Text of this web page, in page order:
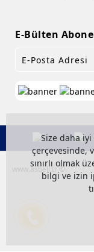
Size daha
çerçevesinde,
sınırlı olmak
bilgi ve izin
E-Bülten
www.asbell.tr ©